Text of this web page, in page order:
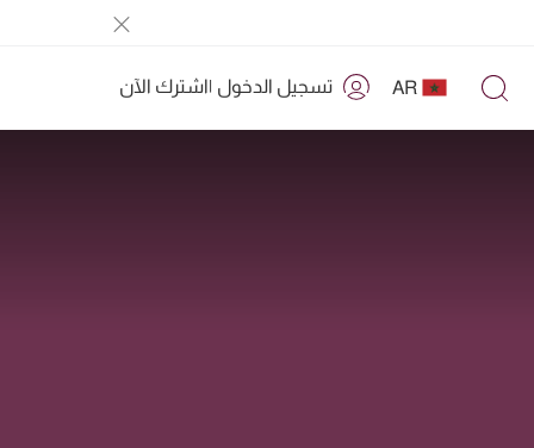
AR تسجيل الدخول |اشترك الآن